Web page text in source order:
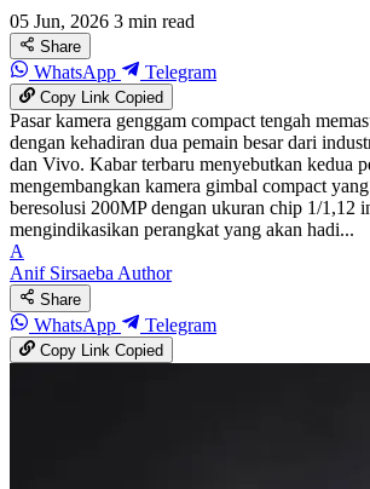
05 Jun, 2026 3 min read
Share
WhatsApp Telegram
Copy LinkCopied
Pasar kamera genggam compact tengah
dengan kehadiran dua pemain besar dari
dan Vivo. Kabar terbaru menyebutkan kedua
mengembangkan kamera gimbal compact
beresolusi 200MP dengan ukuran chip 1/1,12
mengindikasikan perangkat yang akan hadi...
A
Anif SirsaebaAuthor
Share
WhatsApp Telegram
Copy LinkCopied